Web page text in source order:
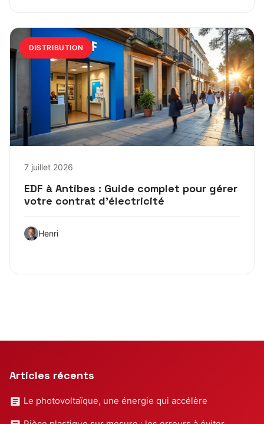
DISTRIBUTION
7 juillet 2026
EDF à Antibes : Guide complet pour gérer
votre contrat d’électricité
Henri
Articles récents
Le photovoltaïque, une énergie qui accélère